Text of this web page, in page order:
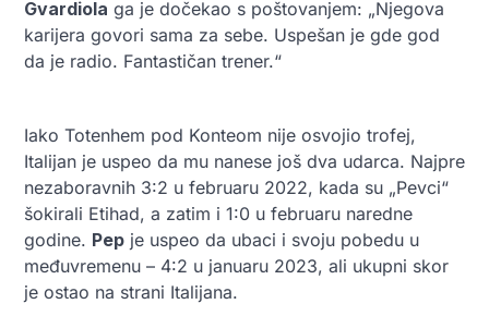
Gvardiola ga je dočekao s poštovanjem: „Njegova
karijera govori sama za sebe. Uspešan je gde god
da je radio. Fantastičan trener.“
Iako Totenhem pod Konteom nije osvojio trofej,
Italijan je uspeo da mu nanese još dva udarca. Najpre
nezaboravnih 3:2 u februaru 2022, kada su „Pevci“
šokirali Etihad, a zatim i 1:0 u februaru naredne
godine. Pep je uspeo da ubaci i svoju pobedu u
međuvremenu – 4:2 u januaru 2023, ali ukupni skor
je ostao na strani Italijana.